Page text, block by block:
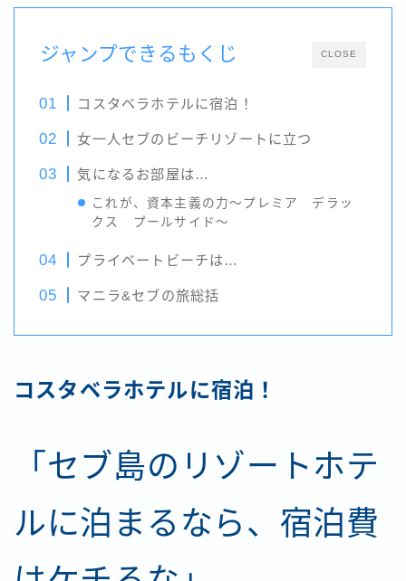
CLOSE
ジャンプできるもくじ
コスタベラホテルに宿泊！
女一人セブのビーチリゾートに立つ
気になるお部屋は…
これが、資本主義の力～プレミア デラッ
クス プールサイド～
プライベートビーチは…
マニラ&セブの旅総括
コスタベラホテルに宿泊！
「セブ島のリゾートホテ
ルに泊まるなら、宿泊費